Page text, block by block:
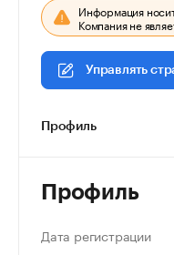
Информация
Компания не
Управлять
Профиль
Профиль
Дата регистрации